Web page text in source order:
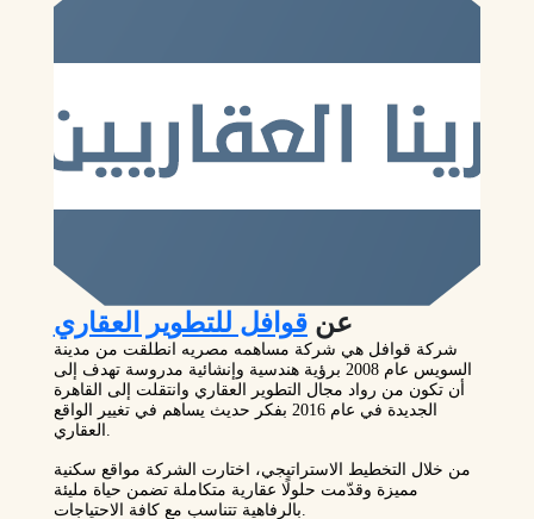
عنقوافل للتطوير العقاري
شركة قوافل هي شركة مساهمه مصريه انطلقت من مدينة
السويس عام 2008 برؤية هندسية وإنشائية مدروسة تهدف إلى
أن تكون من رواد مجال التطوير العقاري وانتقلت إلى القاهرة
الجديدة في عام 2016 بفكر حديث يساهم في تغيير الواقع
من خلال التخطيط الاستراتيجي، اختارت الشركة مواقع سكنية
مميزة وقدّمت حلولًا عقارية متكاملة تضمن حياة مليئة